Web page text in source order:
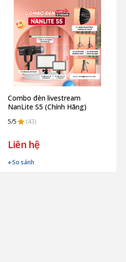
Combo đèn livestream
NanLite S5 (Chính Hãng)
5/5 (43)
Liên hệ
So sánh